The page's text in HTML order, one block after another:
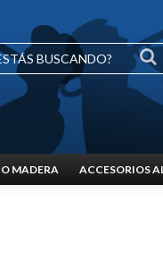
MADERA ACCESORIOS